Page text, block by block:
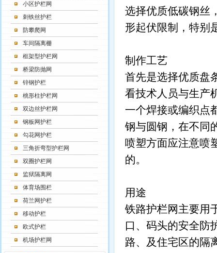
小区护栏网
刺铁丝护栏
防攀爬网
车间隔离栅
框架型护栏网
桥梁防抛网
锌钢护栏
桃形柱护栏网
双边丝护栏网
钢板网护栏
勾花网护栏
三角折弯型护栏网
双圈护栏网
监狱隔离网
体育场围栏
荷兰网护栏
移动护栏
欧式护栏
机场护栏网
选择优质低碳钢丝
形起伏限制，特别
制作工艺
首先是选择优质盘
看技术人员与生产
一个焊接或编织点
钢与圆钢，在不同
喷塑方面应注意喷
的。
用途
铁路护栏网主要用
口、码头的安全防
路、及住宅区的隔